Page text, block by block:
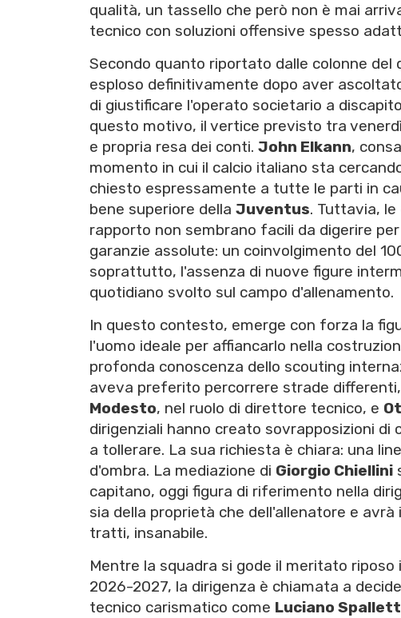
qualità, un tassello che però non è mai
tecnico con soluzioni offensive spesso
Secondo quanto riportato dalle colonne del
esploso definitivamente dopo aver
di giustificare l'operato societario a
questo motivo, il vertice previsto tra
e propria resa dei conti. John Elkann,
momento in cui il calcio italiano sta
chiesto espressamente a tutte le parti in
bene superiore della Juventus. Tuttavia,
rapporto non sembrano facili da digerire
garanzie assolute: un coinvolgimento del
soprattutto, l'assenza di nuove figure
quotidiano svolto sul campo d'allenamento.
In questo contesto, emerge con forza la
l'uomo ideale per affiancarlo nella
profonda conoscenza dello scouting
aveva preferito percorrere strade
Modesto, nel ruolo di direttore tecnico, e
dirigenziali hanno creato sovrapposizioni
a tollerare. La sua richiesta è chiara: una
d'ombra. La mediazione di Giorgio Chiellini
capitano, oggi figura di riferimento nella
sia della proprietà che dell'allenatore e
tratti, insanabile.
Mentre la squadra si gode il meritato
2026-2027, la dirigenza è chiamata a
tecnico carismatico come Luciano